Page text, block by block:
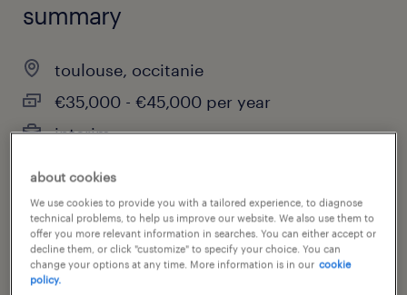
summary
toulouse, occitanie
€35,000 - €45,000 per year
interim
job category
biotechnology & pharmaceutical
about cookies
We use cookies to provide you with a tailored experience, to diagnose
technical problems, to help us improve our website. We also use them to
offer you more relevant information in searches. You can either accept or
decline them, or click "customize" to specify your choice. You can
change your options at any time. More information is in our cookie
policy.